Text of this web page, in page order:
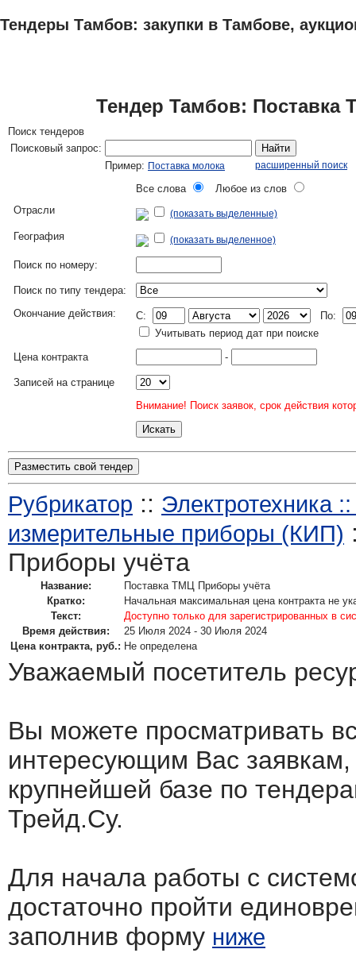
Тендеры Тамбов: закупки в Тамбове,
Тендер Тамбов: Поставка
Поиск тендеров
Поисковый запрос:
Найти
Пример: Поставка молока расширенный поиск
Все слова
Любое из слов
Отрасли
(показать выделенные)
География (показать выделенное)
Поиск по номеру:
Поиск по типу тендера:
Окончание действия:
C:
По:
Учитывать период дат при поиске
Цена контракта
-
Записей на странице
Внимание! Поиск заявок, срок действия
Разместить свой тендер
Рубрикатор :: Электротехника
измерительные приборы (КИП)
Приборы учёта
Название:
Поставка ТМЦ Приборы учёта
Кратко:
Начальная максимальная цена контракта не
Текст:
Доступно только для зарегистрированных в
Время действия:
25 Июля 2024 - 30 Июля 2024
Цена контракта, руб.: Не определена
Уважаемый посетитель
Вы можете просматривать
интересующим Вас
крупнейшей базе по
Трейд.Су.
Для начала работы с
достаточно пройти
заполнив форму ниже